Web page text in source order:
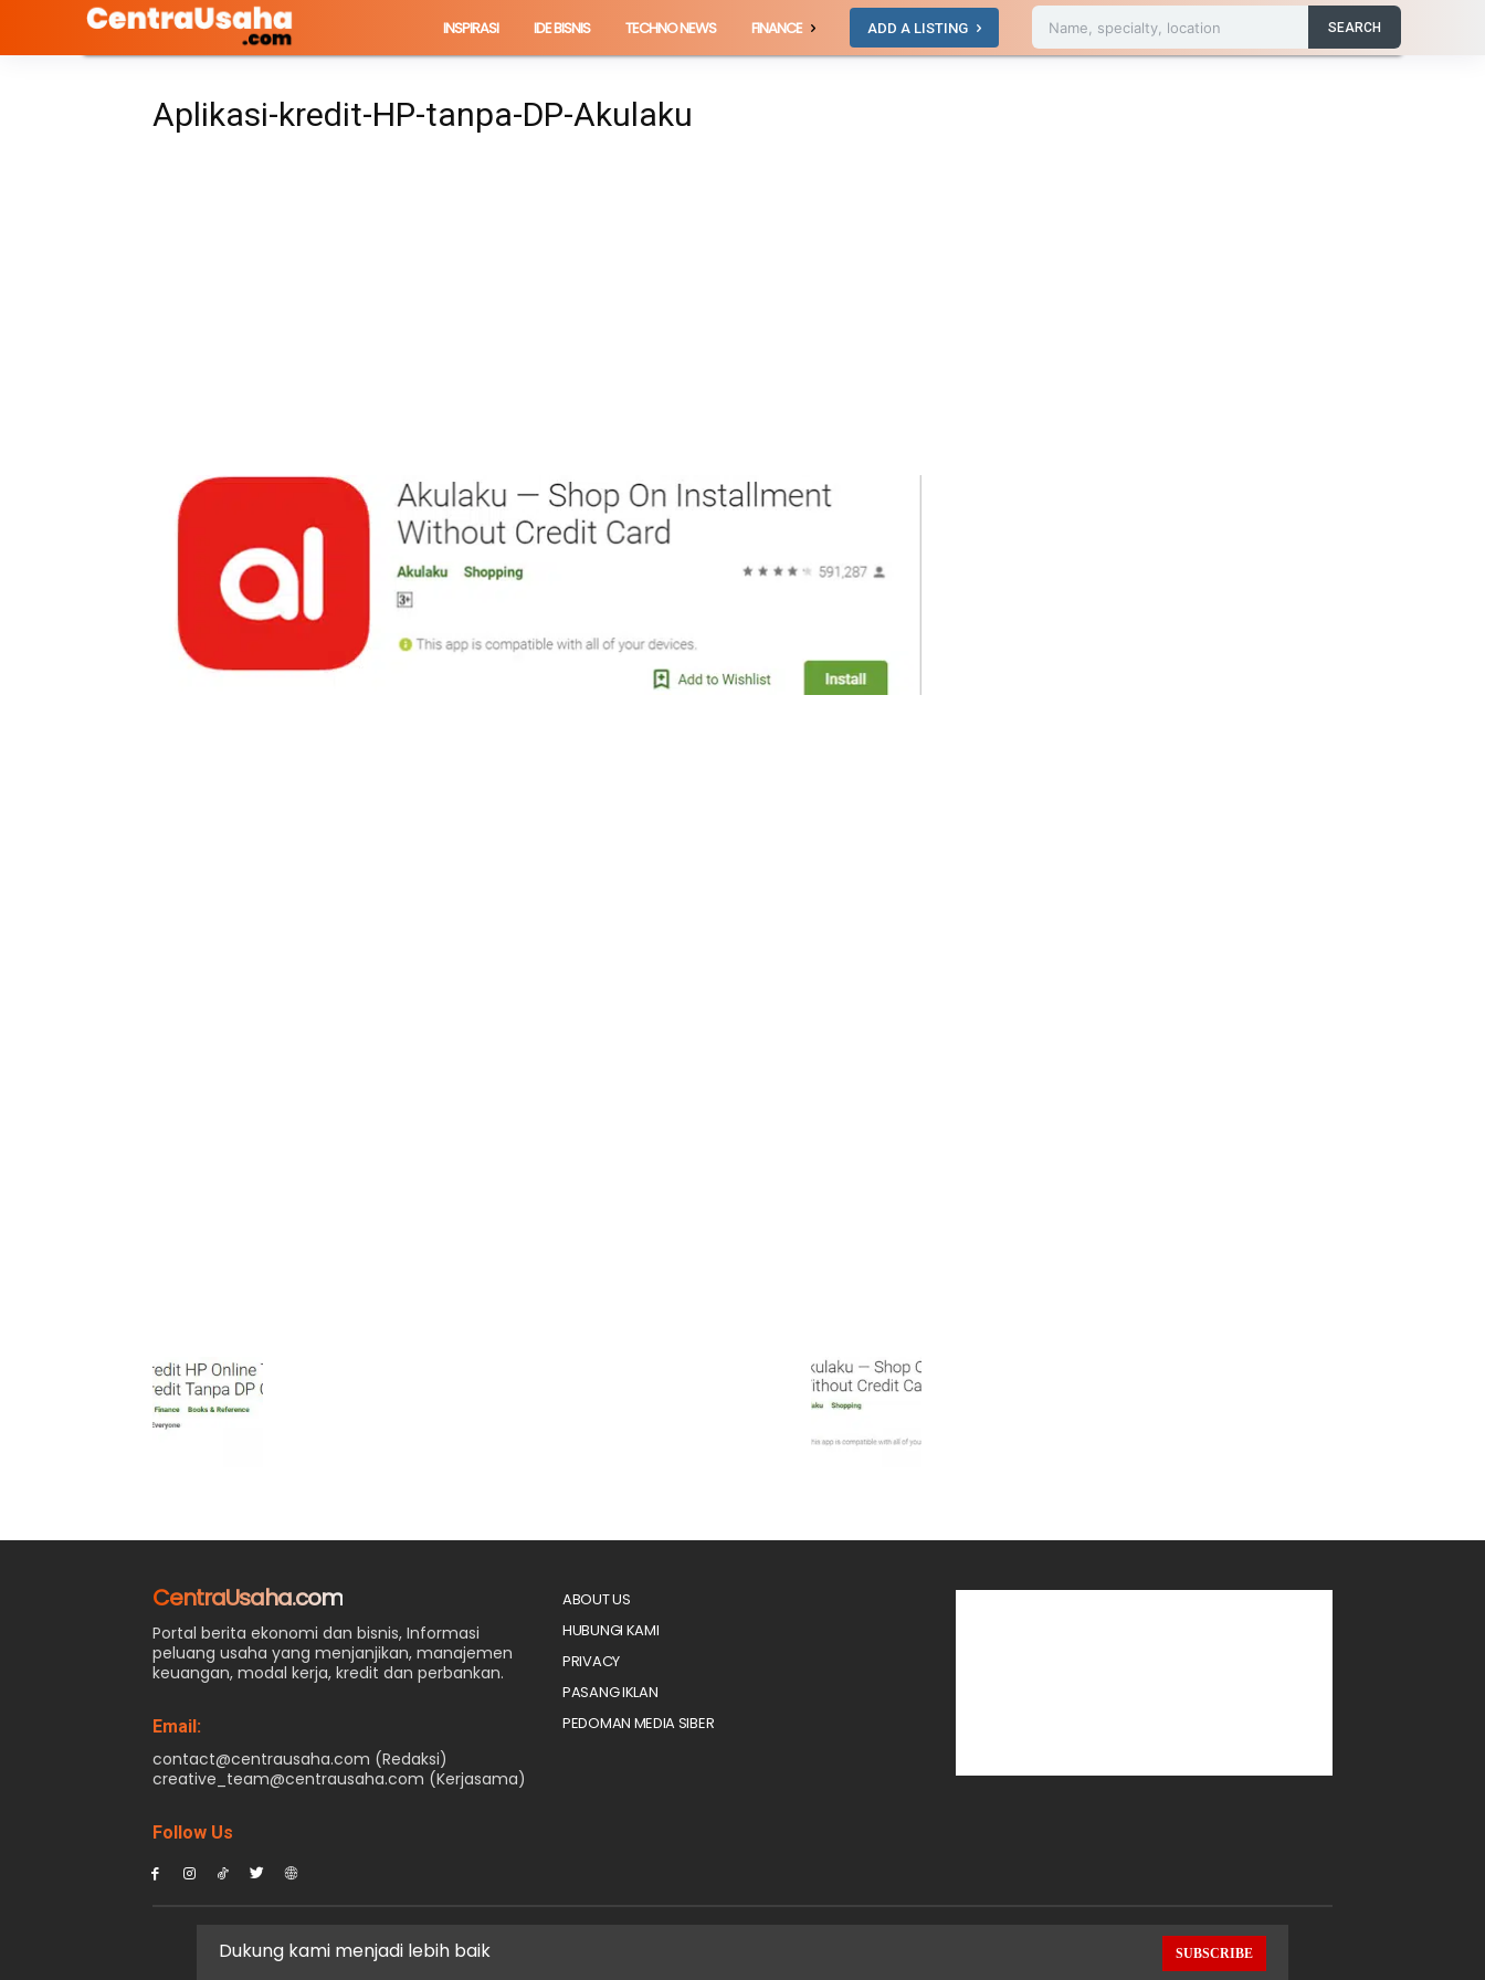
INSPIRASI IDE BISNIS TECHNO NEWS FINANCE ADD A LISTING Name, specialty, location SEARCH
Aplikasi-kredit-HP-tanpa-DP-Akulaku
CentraUsaha.com
Portal berita ekonomi dan bisnis, Informasi
peluang usaha yang menjanjikan, manajemen
keuangan, modal kerja, kredit dan perbankan.
Email:
contact@centrausaha.com (Redaksi)
creative_team@centrausaha.com (Kerjasama)
Follow Us
ABOUT US
HUBUNGI KAMI
PRIVACY
PASANG IKLAN
PEDOMAN MEDIA SIBER
Dukung kami menjadi lebih baik SUBSCRIBE